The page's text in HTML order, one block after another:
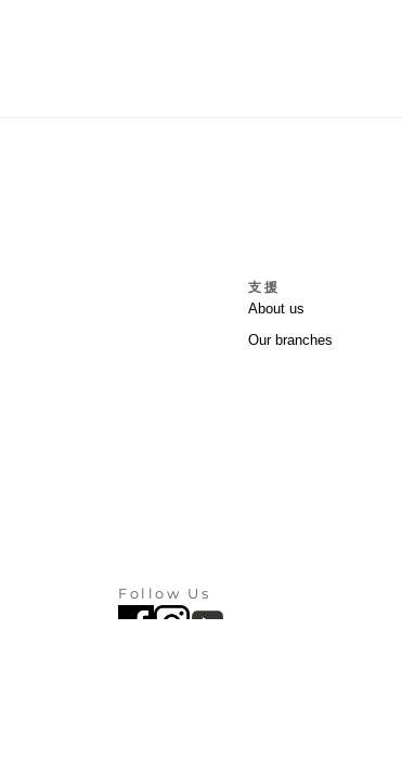
支援
About us
Our branches
Follow Us